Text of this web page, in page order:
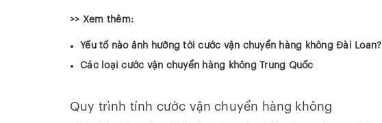
>> Xem thêm:
Yếu tố nào ảnh hưởng tới cước vận chuyển hàng không Đài Loan?
Các loại cước vận chuyển hàng không Trung Quốc
Quy trình tính cước vận chuyển hàng không